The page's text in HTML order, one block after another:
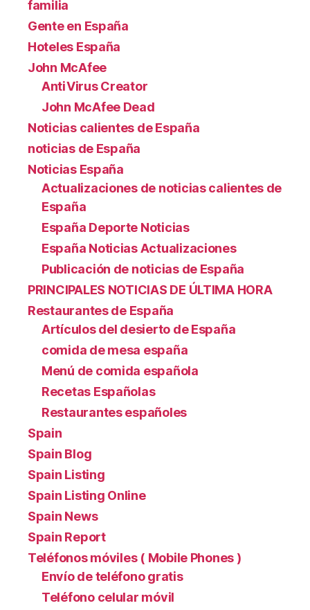
familia
Gente en España
Hoteles España
John McAfee
AntiVirus Creator
John McAfee Dead
Noticias calientes de España
noticias de España
Noticias España
Actualizaciones de noticias calientes de
España
España Deporte Noticias
España Noticias Actualizaciones
Publicación de noticias de España
PRINCIPALES NOTICIAS DE ÚLTIMA HORA
Restaurantes de España
Artículos del desierto de España
comida de mesa españa
Menú de comida española
Recetas Españolas
Restaurantes españoles
Spain
Spain Blog
Spain Listing
Spain Listing Online
Spain News
Spain Report
Teléfonos móviles ( Mobile Phones )
Envío de teléfono gratis
Teléfono celular móvil